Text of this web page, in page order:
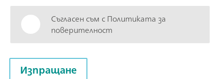
Съгласен съм с Политиката за
поверителност
Изпращане